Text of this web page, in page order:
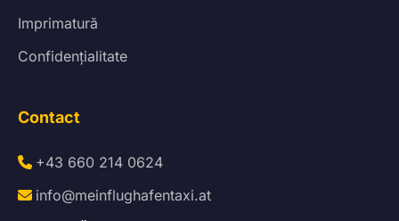
Imprimatură
Confidențialitate
Contact
+43 660 214 0624
info@meinflughafentaxi.at